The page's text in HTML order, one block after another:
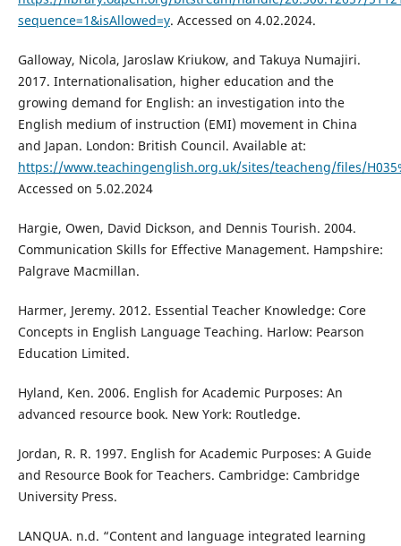
sequence=1&isAllowed=y. Accessed on 4.02.2024.
Galloway, Nicola, Jaroslaw Kriukow, and Takuya Numajiri.
2017. Internationalisation, higher education and the
growing demand for English: an investigation into the
English medium of instruction (EMI) movement in China
and Japan. London: British Council. Available at:
https://www.teachingenglish.org.uk/sites/teacheng/files/
Accessed on 5.02.2024
Hargie, Owen, David Dickson, and Dennis Tourish. 2004.
Communication Skills for Effective Management. Hampshire:
Palgrave Macmillan.
Harmer, Jeremy. 2012. Essential Teacher Knowledge: Core
Concepts in English Language Teaching. Harlow: Pearson
Education Limited.
Hyland, Ken. 2006. English for Academic Purposes: An
advanced resource book. New York: Routledge.
Jordan, R. R. 1997. English for Academic Purposes: A Guide
and Resource Book for Teachers. Cambridge: Cambridge
University Press.
LANQUA. n.d. “Content and language integrated learning